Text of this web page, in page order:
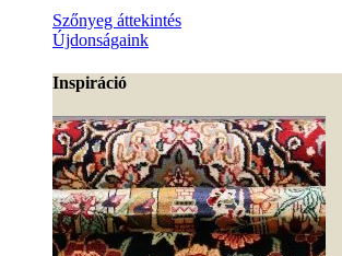
Szőnyeg áttekintés
Újdonságaink
Inspiráció